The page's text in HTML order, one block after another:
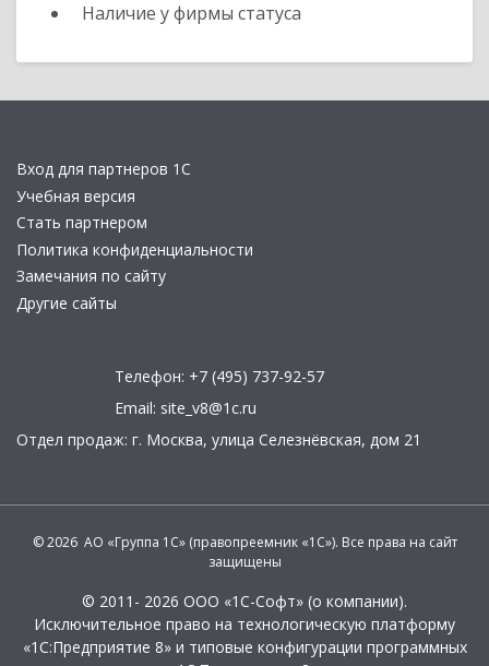
Наличие у фирмы статуса
Вход для партнеров 1С
Учебная версия
Стать партнером
Политика конфиденциальности
Замечания по сайту
Другие сайты
Телефон: +7 (495) 737-92-57
Email: site_v8@1c.ru
Отдел продаж: г. Москва, улица Селезнёвская, дом 21
© 2026 АО «Группа 1С» (правопреемник «1С»). Все права на сайт
защищены
© 2011- 2026 ООО «1С-Софт» (о компании).
Исключительное право на технологическую платформу
«1С:Предприятие 8» и типовые конфигурации программных